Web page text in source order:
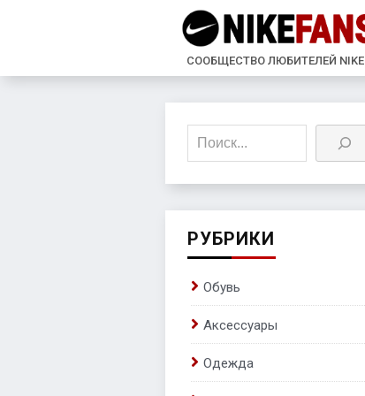
СООБЩЕСТВО ЛЮБИТЕЛЕЙ NIKE
Поиск
РУБРИКИ
Обувь
Аксессуары
Одежда